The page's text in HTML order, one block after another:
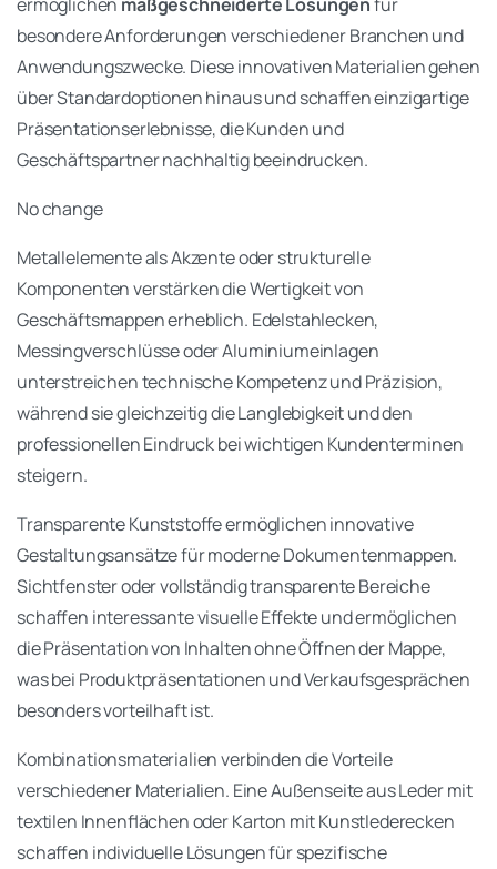
besondere Anforderungen verschiedener Branchen und
Anwendungszwecke. Diese innovativen Materialien gehen
über Standardoptionen hinaus und schaffen einzigartige
Präsentationserlebnisse, die Kunden und
Geschäftspartner nachhaltig beeindrucken.
No change
Metallelemente als Akzente oder strukturelle
Komponenten verstärken die Wertigkeit von
Geschäftsmappen erheblich. Edelstahlecken,
Messingverschlüsse oder Aluminiumeinlagen
unterstreichen technische Kompetenz und Präzision,
während sie gleichzeitig die Langlebigkeit und den
professionellen Eindruck bei wichtigen Kundenterminen
steigern.
Transparente Kunststoffe ermöglichen innovative
Gestaltungsansätze für moderne Dokumentenmappen.
Sichtfenster oder vollständig transparente Bereiche
schaffen interessante visuelle Effekte und ermöglichen
die Präsentation von Inhalten ohne Öffnen der Mappe,
was bei Produktpräsentationen und Verkaufsgesprächen
besonders vorteilhaft ist.
Kombinationsmaterialien verbinden die Vorteile
verschiedener Materialien. Eine Außenseite aus Leder mit
textilen Innenflächen oder Karton mit Kunstlederecken
schaffen individuelle Lösungen für spezifische